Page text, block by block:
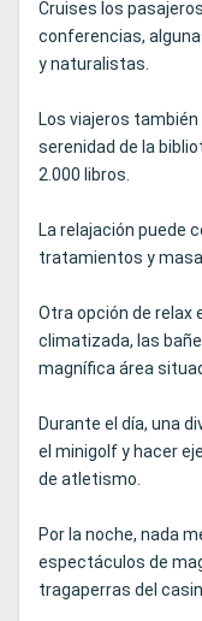
Cruises los
conferencias,
y naturalistas.
Los viajeros
serenidad de la
2.000 libros.
La relajación puede
tratamientos y
Otra opción de relax
climatizada, las
magnífica área
Durante el día, una
el minigolf y hacer
de atletismo.
Por la noche, nada
espectáculos de
tragaperras del